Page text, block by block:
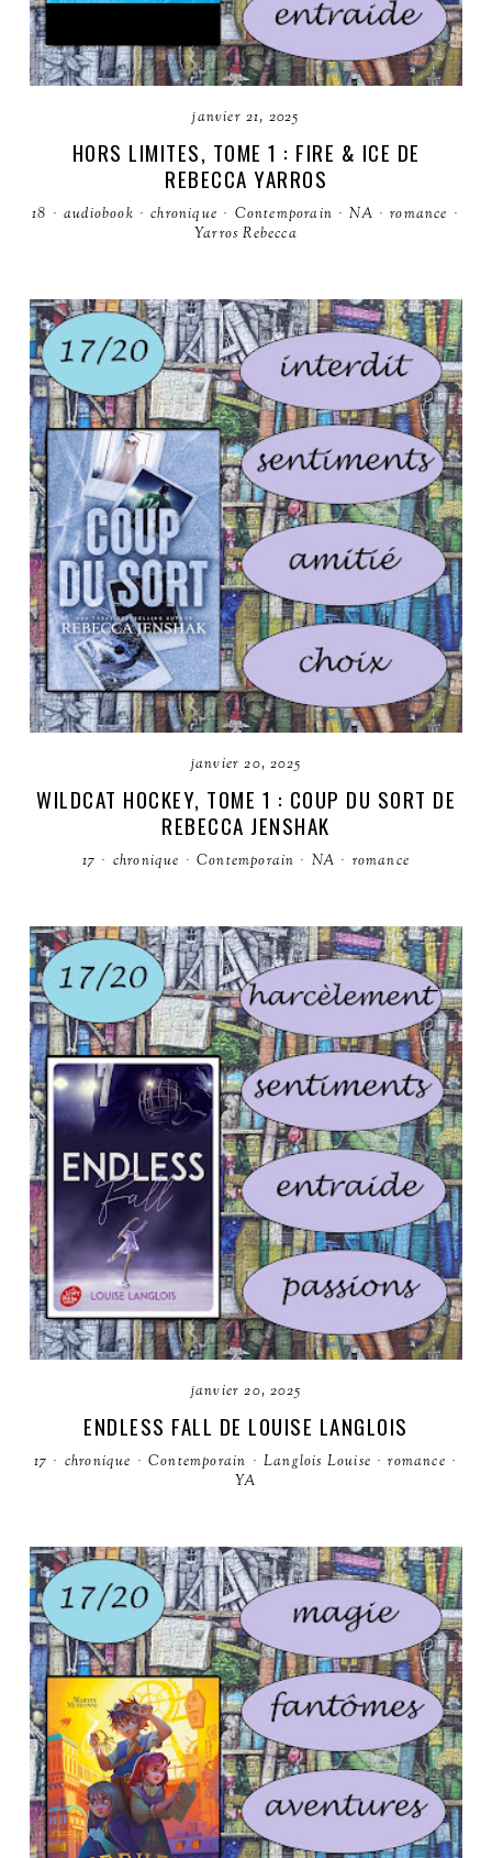
janvier 21, 2025
HORS LIMITES, TOME 1 : FIRE & ICE DE
REBECCA YARROS
18 · audiobook · chronique · Contemporain · NA · romance ·
Yarros Rebecca
janvier 20, 2025
WILDCAT HOCKEY, TOME 1 : COUP DU SORT DE
REBECCA JENSHAK
17 · chronique · Contemporain · NA · romance
janvier 20, 2025
ENDLESS FALL DE LOUISE LANGLOIS
17 · chronique · Contemporain · Langlois Louise · romance ·
YA